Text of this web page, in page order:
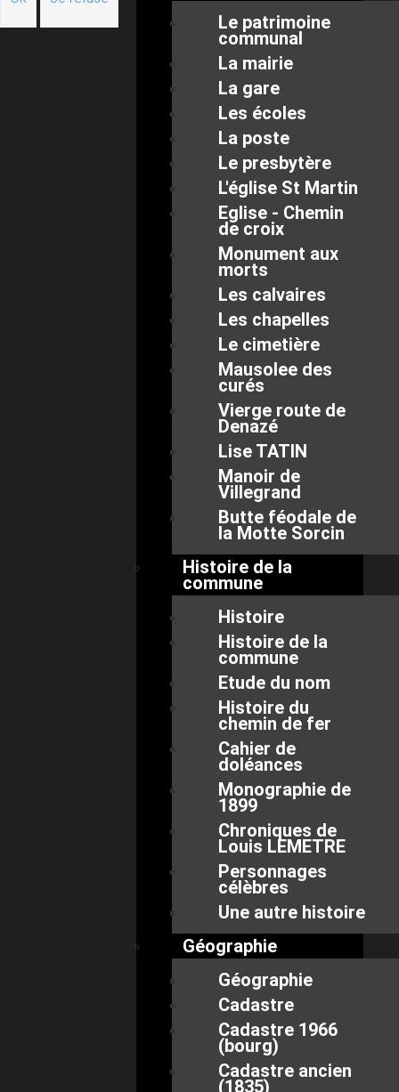
Le patrimoine
communal
La mairie
La gare
Les écoles
La poste
Le presbytère
L'église St Martin
Eglise - Chemin
de croix
Monument aux
morts
Les calvaires
Les chapelles
Le cimetière
Mausolee des
curés
Vierge route de
Denazé
Lise TATIN
Manoir de
Villegrand
Butte féodale de
la Motte Sorcin
Histoire de la
commune
Histoire
Histoire de la
commune
Etude du nom
Histoire du
chemin de fer
Cahier de
doléances
Monographie de
1899
Chroniques de
Louis LEMETRE
Personnages
célèbres
Une autre histoire
Géographie
Géographie
Cadastre
Cadastre 1966
(bourg)
Cadastre ancien
(1835)